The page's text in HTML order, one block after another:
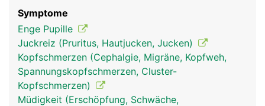
Augen und Sehen
Frau
Augen und Sehen
Symptome
Enge Pupille
Juckreiz (Pruritus, Hautjucken, Jucken)
Kopfschmerzen (Cephalgie, Migräne, Kopfweh,
Spannungskopfschmerzen, Cluster-
Kopfschmerzen)
Müdigkeit (Erschöpfung, Schwäche,